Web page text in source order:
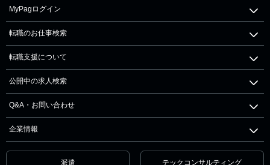
MyPagログイン
転職のお仕事検索
転職支援について
公開中の求人検索
Q&A・お問い合わせ
企業情報
派遣 テックコンサルティング